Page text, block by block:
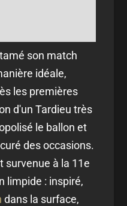
son match
idéale,
les premières
d'un Tardieu très
le ballon et
des occasions.
survenue à la 11e
limpide : inspiré,
dans la surface,